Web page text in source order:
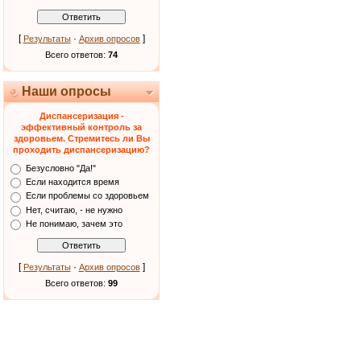
[ Результаты· Архив опросов]
Всего ответов: 74
Наши опросы
Диспансеризация -
эффективный контроль за
здоровьем. Стремитесь ли Вы
проходить диспансеризацию?
Безусловно "Да!"
Если находится время
Если проблемы со здоровьем
Нет, считаю, - не нужно
Не понимаю, зачем это
[ Результаты· Архив опросов]
Всего ответов: 99